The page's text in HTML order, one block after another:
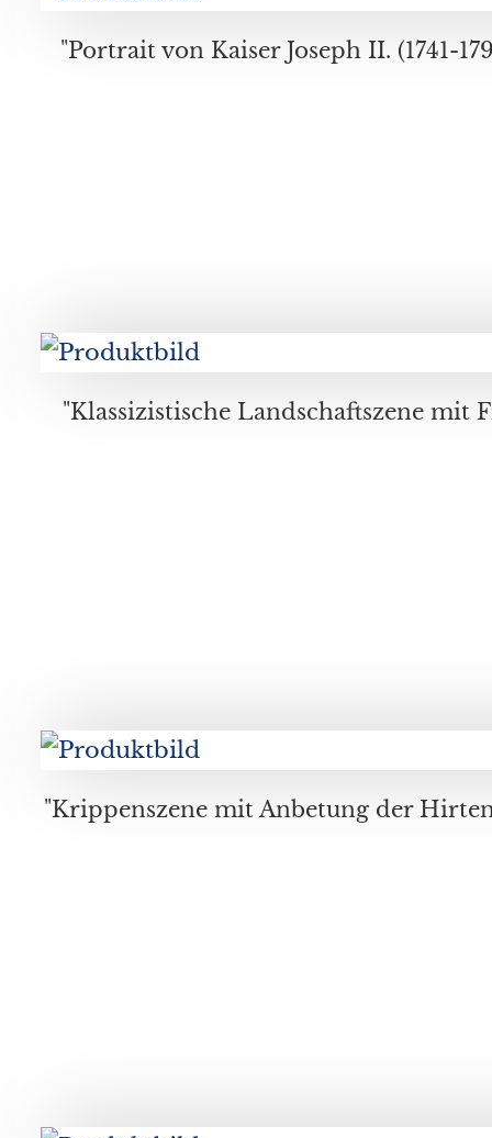
"Klassizistische Landschaftszene mit Figurenstaffage", Öl auf Leinwand, doubliert, wohl Italienische Schule
"Krippenszene mit Anbetung der Hirten", Öl auf Holz, wohl flämisch-niederländische Schule des 17./18.Jahrhunderts, wohl unsigniert, Maße ca. 74, 5